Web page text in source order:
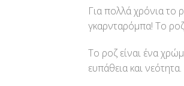
Για πολλά χρόνια το
γκαρνταρόμπα! Το
Το ροζ είναι ένα
ευπάθεια και νεότητα.